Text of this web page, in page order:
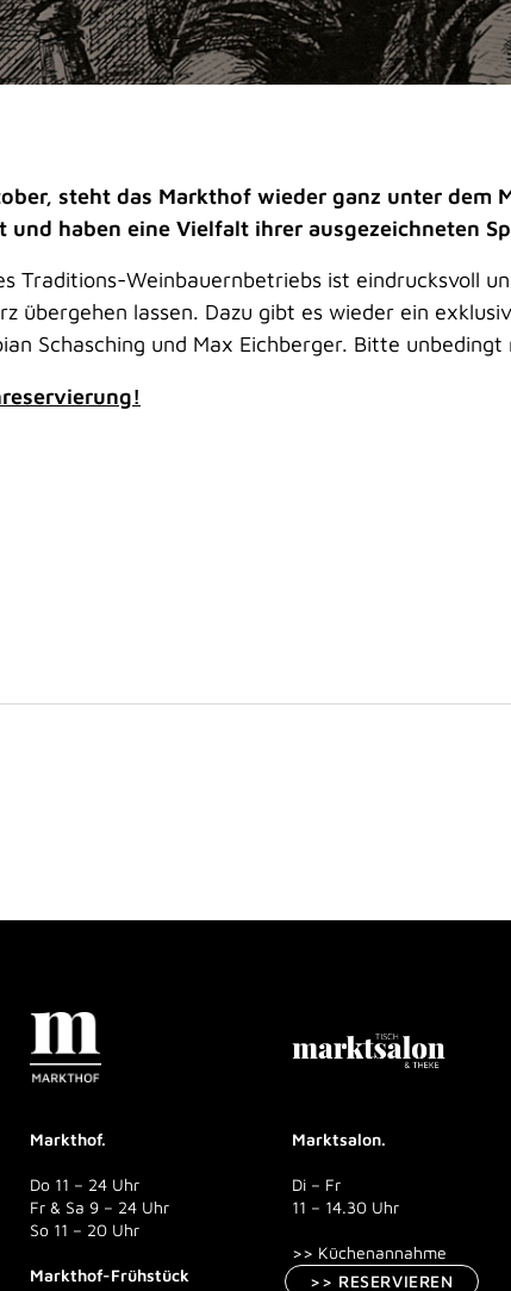
steht das Markthof wieder ganz unter dem
und haben eine Vielfalt ihrer ausgezeichneten
Traditions-Weinbauernbetriebs ist eindrucksvoll
übergehen lassen. Dazu gibt es wieder ein
Schasching und Max Eichberger. Bitte
Markthof.
Do 11 – 24 Uhr
Fr & Sa 9 – 24 Uhr
So 11 – 20 Uhr
Markthof-Frühstück
Marktsalon.
Di – Fr
11 – 14.30 Uhr
>> Küchenannahme
>> RESERVIEREN